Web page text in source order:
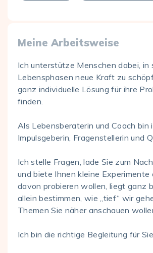
Meine Arbeitsweise
Ich unterstütze Menschen dabei, in
Lebensphasen neue Kraft zu
ganz individuelle Lösung für ihre
finden.
Als Lebensberaterin und Coach bin
Impulsgeberin, Fragenstellerin und
Ich stelle Fragen, lade Sie zum
und biete Ihnen kleine Experimente
davon probieren wollen, liegt ganz
allein bestimmen, wie „tief“ wir
Themen Sie näher anschauen
Ich bin die richtige Begleitung für